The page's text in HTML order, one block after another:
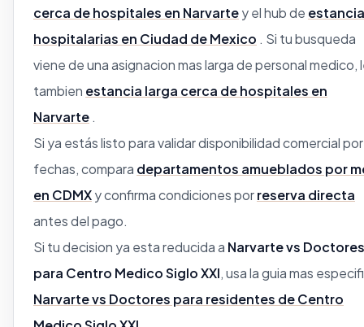
cerca de hospitales en Narvartey el hub de
hospitalarias en Ciudad de Mexico . Si tu busqueda
viene de una asignacion mas larga de personal medico,
tambien estancia larga cerca de hospitales en
Narvarte .
Si ya estás listo para validar disponibilidad comercial por
fechas, compara departamentos amueblados por
en CDMXy confirma condiciones porreserva directa
antes del pago.
Si tu decision ya esta reducida a Narvarte vs Doctores
para Centro Medico Siglo XXI, usa la guia mas
Narvarte vs Doctores para residentes de Centro